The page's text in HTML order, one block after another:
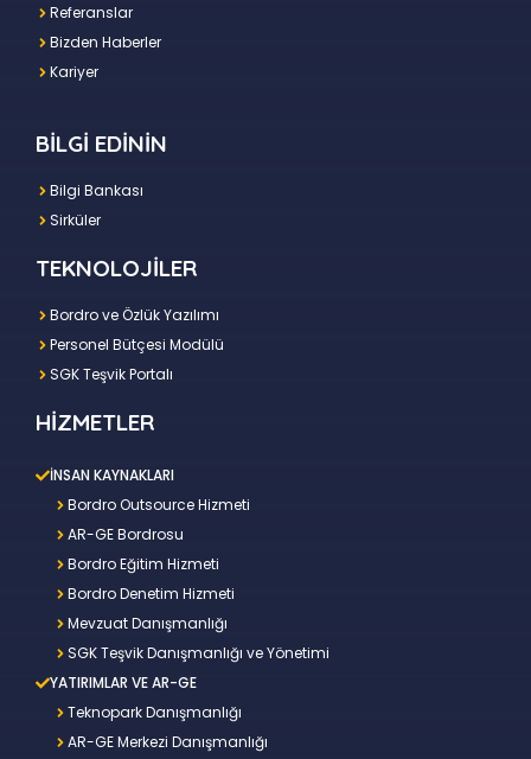
Referanslar
Bizden Haberler
Kariyer
BİLGİ EDİNİN
Bilgi Bankası
Sirküler
TEKNOLOJİLER
Bordro ve Özlük Yazılımı
Personel Bütçesi Modülü
SGK Teşvik Portalı
HİZMETLER
İNSAN KAYNAKLARI
Bordro Outsource Hizmeti
AR-GE Bordrosu
Bordro Eğitim Hizmeti
Bordro Denetim Hizmeti
Mevzuat Danışmanlığı
SGK Teşvik Danışmanlığı ve Yönetimi
YATIRIMLAR VE AR-GE
Teknopark Danışmanlığı
AR-GE Merkezi Danışmanlığı